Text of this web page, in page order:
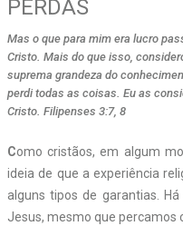
PERDAS
Mas o que para mim era lucro
Cristo. Mais do que isso,
suprema grandeza do
perdi todas as coisas. Eu as
Cristo. Filipenses 3:7, 8
Como cristãos, em algum
ideia de que a experiência
alguns tipos de garantias.
Jesus, mesmo que percamos